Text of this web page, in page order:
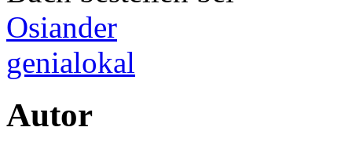
Osiander
genialokal
Autor